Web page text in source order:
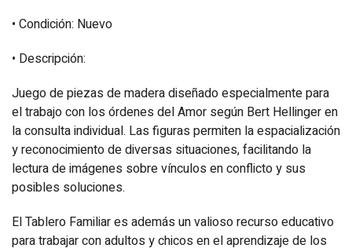
• Condición: Nuevo
• Descripción:
Juego de piezas de madera diseñado especialmente para
el trabajo con los órdenes del Amor según Bert Hellinger en
la consulta individual. Las figuras permiten la espacialización
y reconocimiento de diversas situaciones, facilitando la
lectura de imágenes sobre vínculos en conflicto y sus
posibles soluciones.
El Tablero Familiar es además un valioso recurso educativo
para trabajar con adultos y chicos en el aprendizaje de los